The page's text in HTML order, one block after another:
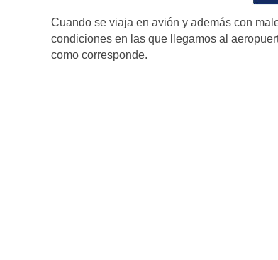
Cuando se viaja en avión y además con
condiciones en las que llegamos al
como corresponde.